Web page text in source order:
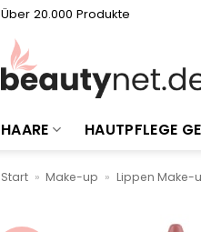
Über 20.000 Produkte
HAARE HAUTPFLEGE
Start » Make-up » Lippen Make-